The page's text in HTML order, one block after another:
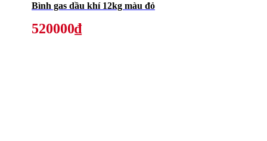
Bình gas dầu khí 12kg màu đỏ
520000₫